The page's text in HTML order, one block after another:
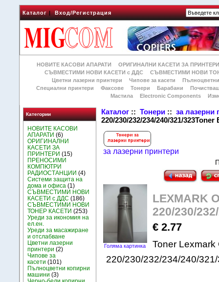
Каталог|Вход/Регистрация
НОВИТЕ КАСОВИ АПАРАТИ
ОРИГИНАЛНИ КАСЕТИ ЗА
СЪВМЕСТИМИ НОВИ КАСЕТИ с ДДС
СЪВМЕСТИМИ НОВИ
Цветни лазерни принтери
Чипове за касети
Специални принтери
Факсове Тонери Барабани
Мастила
Electronic Components
Категории
НОВИТЕ КАСОВИ
АПАРАТИ (6)
ОРИГИНАЛНИ
КАСЕТИ ЗА
ПРИНТЕРИ (15)
ПРЕНОСИМИ
КОМПЮТРИ
РАДИОСТАНЦИИ (4)
Системи защита на
дома и офиса (1)
СЪВМЕСТИМИ НОВИ
КАСЕТИ с ДДС (186)
СЪВМЕСТИМИ НОВИ
ТОНЕР КАСЕТИ (253)
Уреди за икономия на
ел.ен.
Уреди за масажиране
и отслабване
Цветни лазерни
принтери (2)
Чипове за
касети (101)
Пълноцветни копирни
машини (3)
Каталог ::Тонери ::за лазерни
220/230/232/234/240/321/323Toner
за лазерни принтери
Голяма картинка
LEXMARK
220/230/
€ 2.77
Toner Lexmark
220/230/232/234/240/